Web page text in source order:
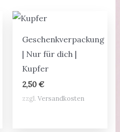
Geschenkverpackung
| Nur für dich |
Kupfer
2,50€
zzgl.Versandkosten